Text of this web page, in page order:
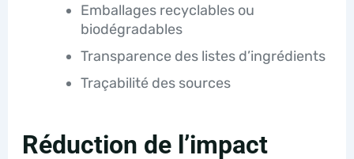
Emballages recyclables ou
biodégradables
Transparence des listes d’ingrédients
Traçabilité des sources
Réduction de l’impact